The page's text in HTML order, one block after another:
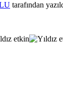
tarafından